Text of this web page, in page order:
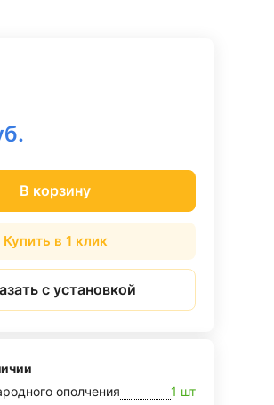
В корзину
Купить в 1 клик
с установкой
ополчения
1 шт